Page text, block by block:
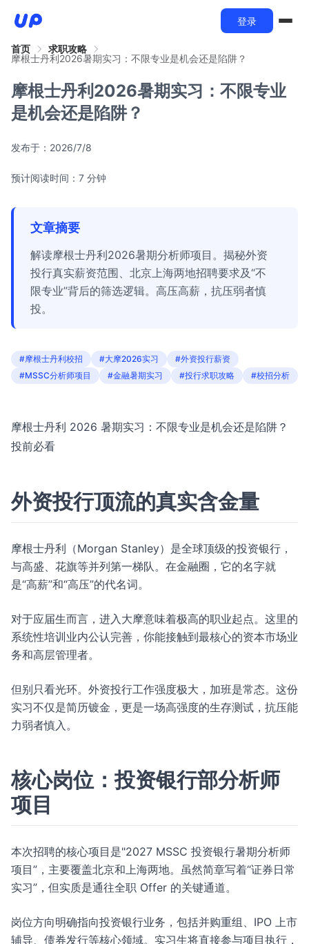
登录
首页
求职攻略
摩根士丹利2026暑期实习：不限专业是机会还是陷阱？
摩根士丹利2026暑期实习：不限专业
是机会还是陷阱？
发布于： 2026/7/8
预计阅读时间：7 分钟
文章摘要
解读摩根士丹利2026暑期分析师项目。揭秘外资
投行真实薪资范围、北京上海两地招聘要求及“不
限专业”背后的筛选逻辑。高压高薪，抗压弱者慎
投。
#摩根士丹利校招 #大摩2026实习
#外资投行薪资
#MSSC分析师项目
#金融暑期实习 #投行求职攻略 #校招分析
摩根士丹利 2026 暑期实习：不限专业是机会还是陷阱？
投前必看
外资投行顶流的真实含金量
摩根士丹利（Morgan Stanley）是全球顶级的投资银行，
与高盛、花旗等并列第一梯队。在金融圈，它的名字就
是“高薪”和“高压”的代名词。
对于应届生而言，进入大摩意味着极高的职业起点。这里的
系统性培训业内公认完善，你能接触到最核心的资本市场业
务和高层管理者。
但别只看光环。外资投行工作强度极大，加班是常态。这份
实习不仅是简历镀金，更是一场高强度的生存测试，抗压能
力弱者慎入。
核心岗位：投资银行部分析师
项目
本次招聘的核心项目是"2027 MSSC 投资银行暑期分析师
项目”，主要覆盖北京和上海两地。虽然简章写着“证券日常
实习”，但实质是通往全职 Offer 的关键通道。
岗位方向明确指向投资银行业务，包括并购重组、IPO 上市
辅导、债券发行等核心领域。实习生将直接参与项目执行，